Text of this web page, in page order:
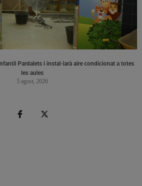
Pardalets i instal·larà aire condicionat a totes
les aules
5 agost, 2026